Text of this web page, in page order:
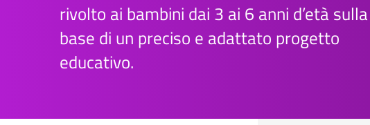
rivolto ai bambini dai 3 ai 6 anni d’età sulla
base di un preciso e adattato progetto
educativo.